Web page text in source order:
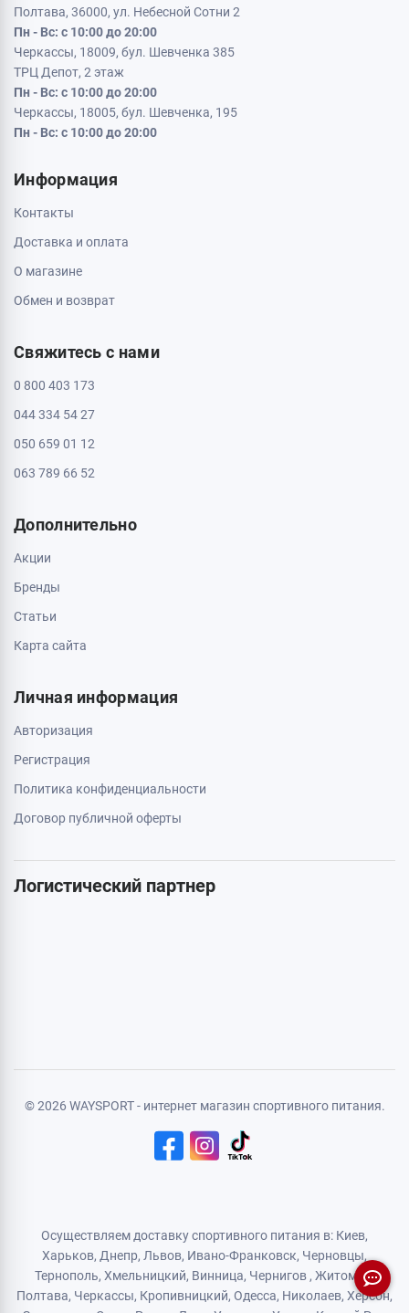
Кременчуг, 39600, ул. Соборная 9/16
Пн - Вс: с 10:00 до 20:00
Кривой Рог, 50000, проспект Металлургов 33
Кропивницкий, 25006, ул. Большая Перспективная 48
Полтава, 36000, ул. Небесной Сотни 2
Пн - Вс: с 10:00 до 20:00
ТРЦ Депот, 2 этаж
Черкассы, 18005, бул. Шевченка, 195
Информация
Контакты
Доставка и оплата
Обмен и возврат
Свяжитесь с нами
0 800 403 173
044 334 54 27
063 789 66 52
Дополнительно
Акции
Бренды
Карта сайта
Логистический партнер